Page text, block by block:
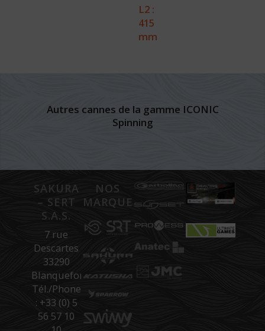
L2 :
415
mm
Autres cannes de la gamme ICONIC
Spinning
SAKURA
– SERT
S.A.S.
7 rue
Descartes
33290
Blanquefort
Tél./Phone
: +33 (0) 5
56 57 10
NOS
MARQUES